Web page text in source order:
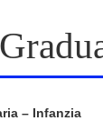
– Infanzia